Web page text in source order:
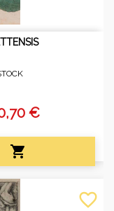
€

favorite_border